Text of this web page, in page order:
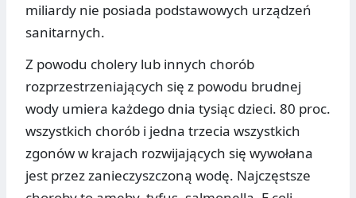
miliardy nie posiada podstawowych urządzeń
sanitarnych.
Z powodu cholery lub innych chorób
rozprzestrzeniających się z powodu brudnej
wody umiera każdego dnia tysiąc dzieci. 80 proc.
wszystkich chorób i jedna trzecia wszystkich
zgonów w krajach rozwijających się wywołana
jest przez zanieczyszczoną wodę. Najczęstsze